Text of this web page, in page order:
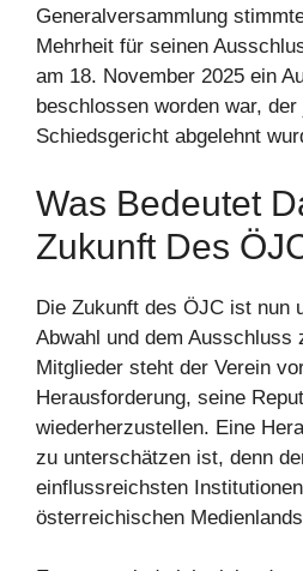
Generalversammlung
Mehrheit für seinen
am 18. November 2025 ein
beschlossen worden war,
Schiedsgericht abgelehnt
Was Bedeutet
Zukunft Des
Die Zukunft des ÖJC ist nun
Abwahl und dem Ausschluss
Mitglieder steht der Verein
Herausforderung, seine
wiederherzustellen. Eine
zu unterschätzen ist, denn
einflussreichsten
österreichischen